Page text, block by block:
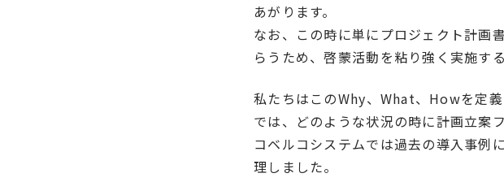
あがります。
なお、この時に単にプロジェクト計画
らうため、啓蒙活動を粘り強く実施す
私たちはこのWhy、What、Howを定義
では、どのような状況の時に計画立案
コベルコシステムでは過去の導入事例
理しました。